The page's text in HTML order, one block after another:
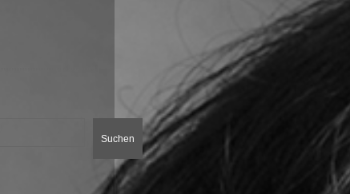
Suchen